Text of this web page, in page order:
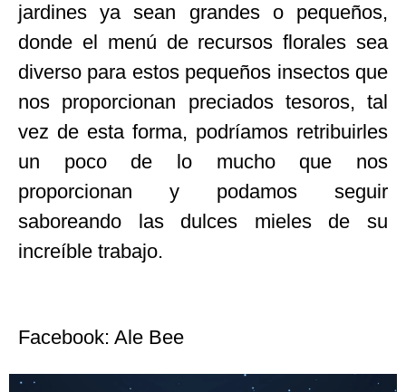
jardines ya sean grandes o pequeños,
donde el menú de recursos florales sea
diverso para estos pequeños insectos que
nos proporcionan preciados tesoros, tal
vez de esta forma, podríamos retribuirles
un poco de lo mucho que nos
proporcionan y podamos seguir
saboreando las dulces mieles de su
increíble trabajo.
Facebook: Ale Bee